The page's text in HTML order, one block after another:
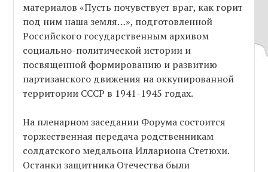
материалов «Пусть почувствует враг, как горит
под ним наша земля…», подготовленной
Российского государственным архивом
социально-политической истории и
посвященной формированию и развитию
партизанского движения на оккупированной
территории СССР в 1941-1945 годах.
На пленарном заседании Форума состоится
торжественная передача родственникам
солдатского медальона Иллариона Стетюхи.
Останки защитника Отечества были